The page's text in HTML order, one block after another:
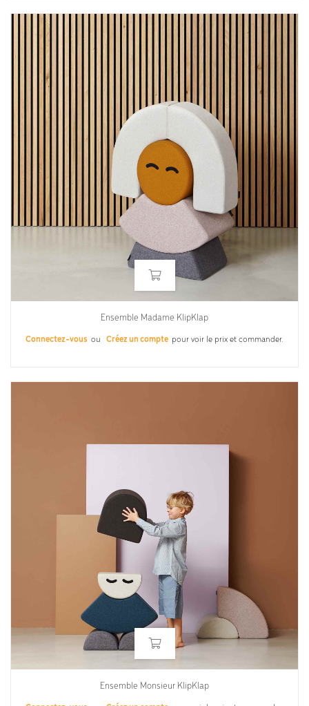
Ensemble Madame KlipKlap
Connectez-vous ou Créez un compte pour voir le prix et commander.
Ensemble Monsieur KlipKlap